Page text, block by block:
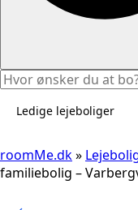
Ledige lejeboliger
roomMe.dk»
familiebolig –